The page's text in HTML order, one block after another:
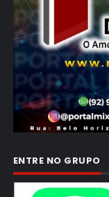
ENTRE NO GRUPO